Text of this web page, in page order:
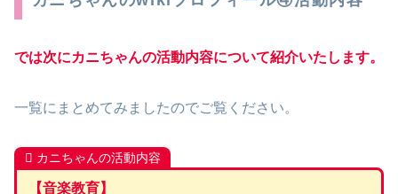
では次にカニちゃんの活動内容について紹介いたします。
一覧にまとめてみましたのでご覧ください。
カニちゃんの活動内容
【音楽教育】